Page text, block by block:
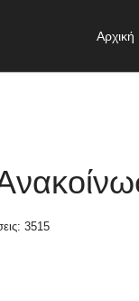
Αρχική
3515